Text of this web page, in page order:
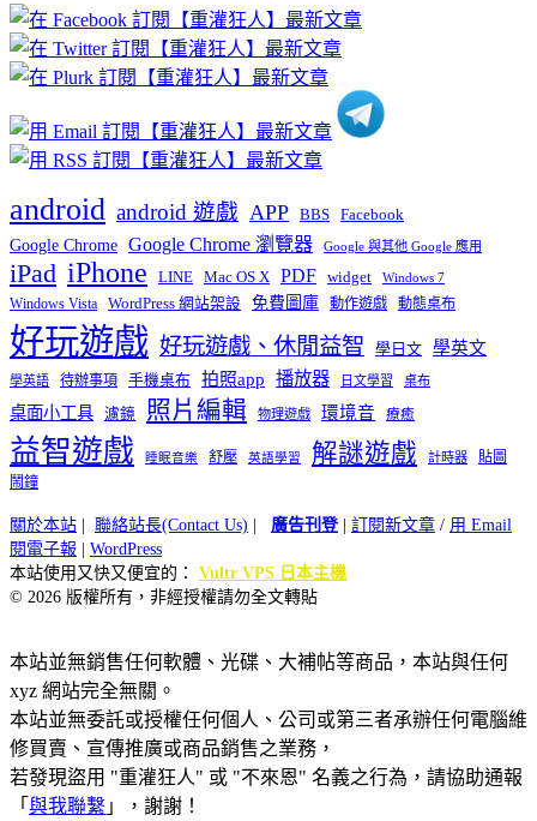
章
分
類
android android 遊戲 APP BBS Facebook
Google Chrome Google Chrome 瀏覽器 Google 與其他 Google 應用
iPad iPhone LINE Mac OS X PDF widget Windows 7
Windows Vista WordPress 網站架設 免費圖庫 動作遊戲 動態桌布
好玩遊戲 好玩遊戲、休閒益智 學日文 學英文
學英語 待辦事項 手機桌布 拍照app 播放器 日文學習 桌布
桌面小工具 濾鏡 照片編輯 物理遊戲 環境音 療癒
益智遊戲 睡眠音樂 舒壓 英語學習 解謎遊戲 計時器
貼圖
鬧鐘
關於本站 | 聯絡站長(Contact Us) | 廣告刊登| 訂閱新文章 / 用 Email
閱電子報 | WordPress
本站使用又快又便宜的： Vultr VPS 日本主機
© 2026 版權所有，非經授權請勿全文轉貼
本站並無銷售任何軟體、光碟、大補帖等商品，本站與任何
xyz 網站完全無關。
本站並無委託或授權任何個人、公司或第三者承辦任何電腦維
修買賣、宣傳推廣或商品銷售之業務，
若發現盜用 "重灌狂人" 或 "不來恩" 名義之行為，請協助通報
「 與我聯繫 」，謝謝！